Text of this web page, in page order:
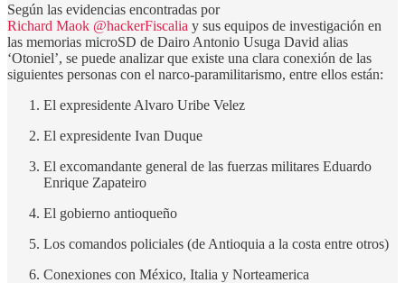
Según las evidencias encontradas por
Richard Maok @hackerFiscalia y sus equipos de investigación en
las memorias microSD de Dairo Antonio Usuga David alias
‘Otoniel’, se puede analizar que existe una clara conexión de las
siguientes personas con el narco-paramilitarismo, entre ellos están:
El expresidente Alvaro Uribe Velez
El expresidente Ivan Duque
El excomandante general de las fuerzas militares Eduardo
Enrique Zapateiro
El gobierno antioqueño
Los comandos policiales (de Antioquia a la costa entre otros)
Conexiones con México, Italia y Norteamerica